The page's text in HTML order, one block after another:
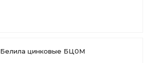
Белила цинковые БЦ0М